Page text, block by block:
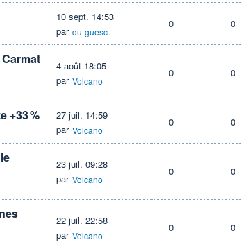
10 sept. 14:53
par du-guesc
0 0
4 août 18:05
par Volcano
0 0
+33 %
27 juil. 14:59
par Volcano
0 0
23 juil. 09:28
par Volcano
0 0
22 juil. 22:58
par Volcano
0 0